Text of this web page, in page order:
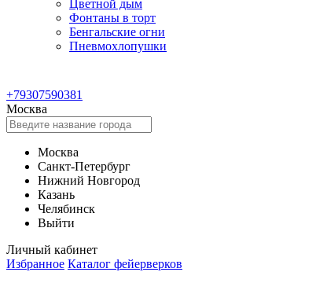
Цветной дым
Фонтаны в торт
Бенгальские огни
Пневмохлопушки
+79307590381
Москва
Москва
Санкт-Петербург
Нижний Новгород
Казань
Челябинск
Выйти
Личный кабинет
Избранное Каталог фейерверков